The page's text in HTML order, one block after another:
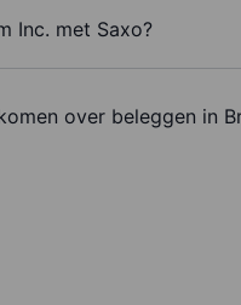
Inc. met Saxo?
over beleggen in